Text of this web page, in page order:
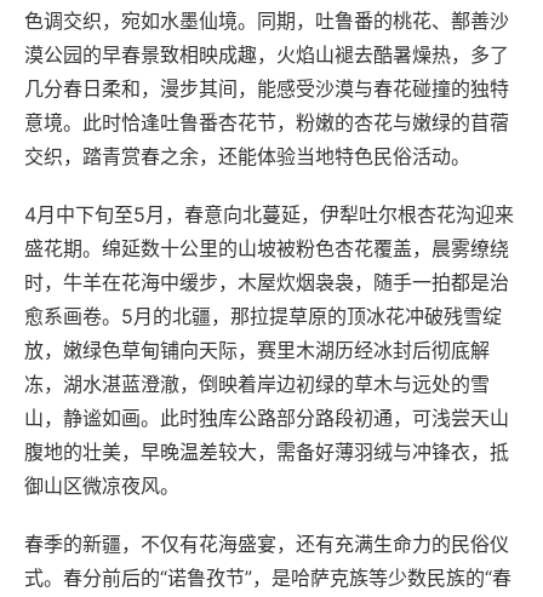
色调交织，宛如水墨仙境。同期，吐鲁番的桃花、鄯善沙
漠公园的早春景致相映成趣，火焰山褪去酷暑燥热，多了
几分春日柔和，漫步其间，能感受沙漠与春花碰撞的独特
意境。此时恰逢吐鲁番杏花节，粉嫩的杏花与嫩绿的苜蓿
交织，踏青赏春之余，还能体验当地特色民俗活动。
4月中下旬至5月，春意向北蔓延，伊犁吐尔根杏花沟迎来
盛花期。绵延数十公里的山坡被粉色杏花覆盖，晨雾缭绕
时，牛羊在花海中缓步，木屋炊烟袅袅，随手一拍都是治
愈系画卷。5月的北疆，那拉提草原的顶冰花冲破残雪绽
放，嫩绿色草甸铺向天际，赛里木湖历经冰封后彻底解
冻，湖水湛蓝澄澈，倒映着岸边初绿的草木与远处的雪
山，静谧如画。此时独库公路部分路段初通，可浅尝天山
腹地的壮美，早晚温差较大，需备好薄羽绒与冲锋衣，抵
御山区微凉夜风。
春季的新疆，不仅有花海盛宴，还有充满生命力的民俗仪
式。春分前后的“诺鲁孜节”，是哈萨克族等少数民族的“春